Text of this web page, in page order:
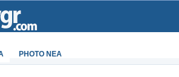
PHOTO NEA